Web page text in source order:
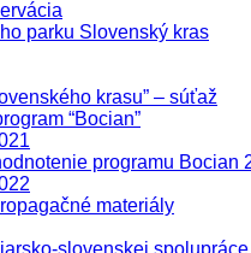
parku Slovenský kras
krasu” – súťaž
“Bocian”
programu Bocian
materiály
slovenskej spolupráce